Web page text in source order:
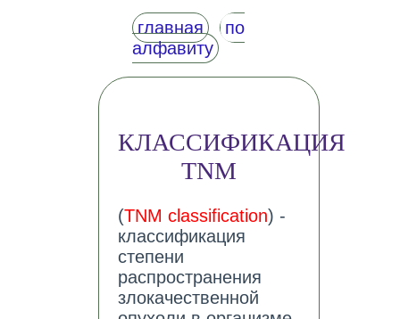
главная
по
алфавиту
КЛАССИФИКАЦИЯ
TNM
(TNM classification) -
классификация
степени
распространения
злокачественной